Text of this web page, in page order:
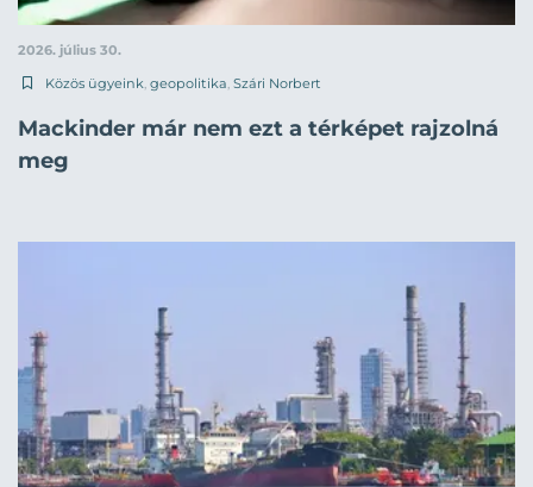
2026. július 30.
Közös ügyeink, geopolitika, Szári Norbert
Mackinder már nem ezt a térképet rajzolná
meg